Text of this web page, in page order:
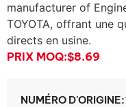
manufacturer of
TOYOTA, offrant une
directs en usine.
PRIX ​​MOQ:$8.69
NUMÉRO D'ORIGINE: